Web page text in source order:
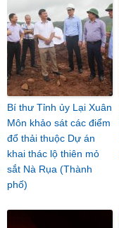
Bí thư Tỉnh ủy Lại Xuân
Môn khảo sát các điểm
đổ thải thuộc Dự án
khai thác lộ thiên mỏ
sắt Nà Rụa (Thành
phố)